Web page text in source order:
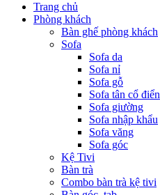
Trang chủ
Phòng khách
Bàn ghế phòng khách
Sofa
Sofa da
Sofa nỉ
Sofa gỗ
Sofa tân cổ điển
Sofa giường
Sofa nhập khẩu
Sofa văng
Sofa góc
Kệ Tivi
Bàn trà
Combo bàn trà kệ tivi